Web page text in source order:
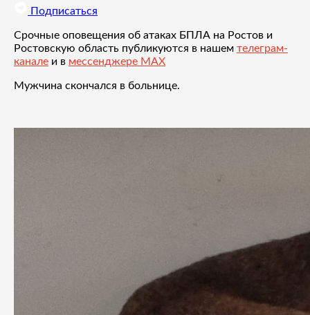
Подписаться
Срочные оповещения об атаках БПЛА на Ростов и
Ростовскую область публикуются в нашем телеграм-
канале и в мессенджере MAX
Мужчина скончался в больнице.